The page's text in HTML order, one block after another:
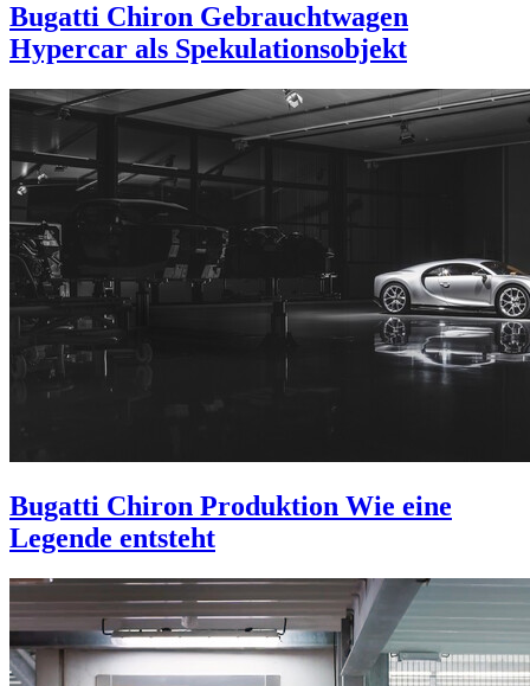
Bugatti Chiron Gebrauchtwagen
Hypercar als Spekulationsobjekt
Bugatti Chiron Produktion Wie eine
Legende entsteht